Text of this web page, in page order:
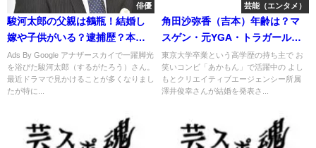
俳優
駿河太郎の父親は鶴瓶！結婚し
嫁や子供がいる？逮捕歴？本名
や身長？
Ads By Google アナザースカイで一躍脚光
を浴びた駿河太郎（するがたろう）さん。
最近ドラマで見かけることが多くなりまし
たが特に...
芸能（エンタメ）
角田沙弥香（吉本）年齢は？マ
スゲン・元YGA・トラガール異
色の経歴！
東京大学卒業という高学歴の持ち主で お
笑いコンビ「あかもん」で活躍中の よし
もとクリエイティブエージェンシー所属
澤井俊幸さんが結婚を発表さ...